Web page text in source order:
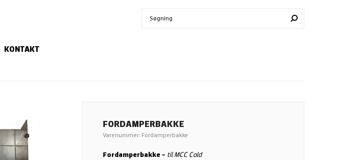
KONTAKT
FORDAMPERBAKKE
Varenummer: Fordamperbakke
Fordamperbakke - til MCC Cold